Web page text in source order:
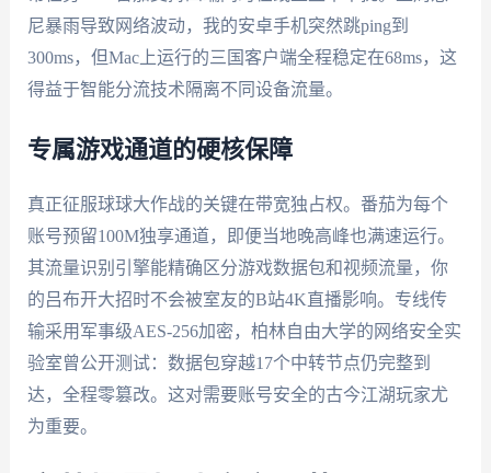
尼暴雨导致网络波动，我的安卓手机突然跳ping到
300ms，但Mac上运行的三国客户端全程稳定在68ms，这
得益于智能分流技术隔离不同设备流量。
专属游戏通道的硬核保障
真正征服球球大作战的关键在带宽独占权。番茄为每个
账号预留100M独享通道，即便当地晚高峰也满速运行。
其流量识别引擎能精确区分游戏数据包和视频流量，你
的吕布开大招时不会被室友的B站4K直播影响。专线传
输采用军事级AES-256加密，柏林自由大学的网络安全实
验室曾公开测试：数据包穿越17个中转节点仍完整到
达，全程零篡改。这对需要账号安全的古今江湖玩家尤
为重要。